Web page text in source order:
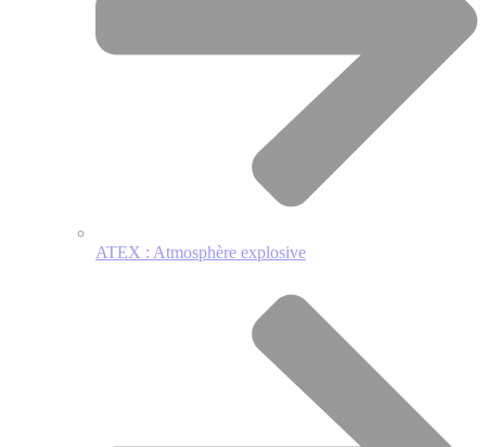
ATEX : Atmosphère explosive